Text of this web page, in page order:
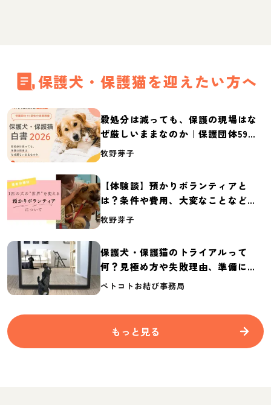
保護犬・保護猫を迎えたい方へ
殺処分は減っても、保護の現場はな
ぜ厳しいままなのか｜保護団体59団
体の実態調査【保護犬・保護猫白書
牧野芽子
【体験談】預かりボランティアと
は？条件や費用、大変なことなど紹
介
牧野芽子
保護犬・保護猫のトライアルって
何？見極め方や失敗理由、準備に必
要なものを紹介
ペトコトお結び事務局
もっと見る